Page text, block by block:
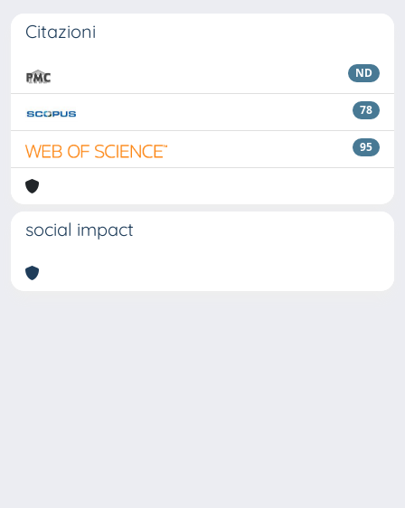
Citazioni
ND
78
95
social impact